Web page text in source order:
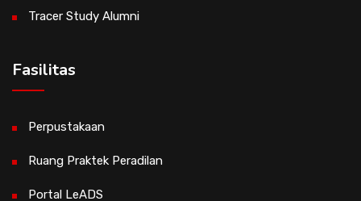
Tracer Study Alumni
Fasilitas
Perpustakaan
Ruang Praktek Peradilan
Portal LeADS